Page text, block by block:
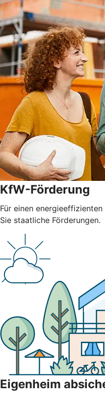
KfW-Förderung
Für einen
Sie staatliche Förderungen.
Eigenheim